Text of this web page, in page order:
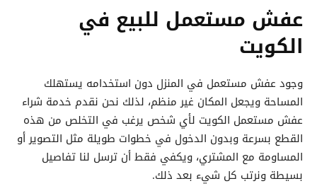
عفش مستعمل للبيع في
الكويت
وجود عفش مستعمل في المنزل دون استخدامه يستهلك
المساحة ويجعل المكان غير منظم، لذلك نحن نقدم خدمة شراء
عفش مستعمل الكويت لأي شخص يرغب في التخلص من هذه
القطع بسرعة وبدون الدخول في خطوات طويلة مثل التصوير أو
المساومة مع المشتري، ويكفي فقط أن ترسل لنا تفاصيل
بسيطة ونرتب كل شيء بعد ذلك.